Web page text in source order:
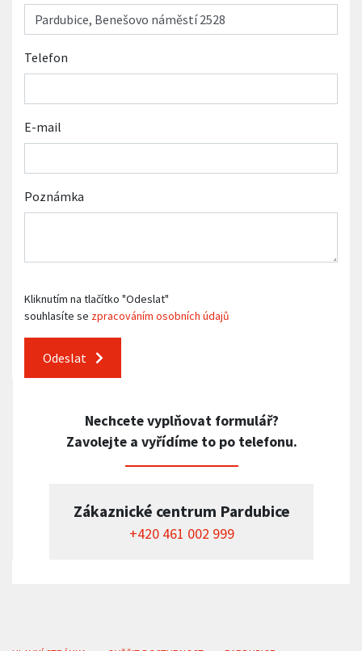
Telefon
E-mail
Poznámka
Kliknutím na tlačítko "Odeslat"
souhlasíte se zpracováním osobních údajů
Odeslat
Nechcete vyplňovat formulář?
Zavolejte a vyřídíme to po telefonu.
Zákaznické centrum Pardubice
+420 461 002 999